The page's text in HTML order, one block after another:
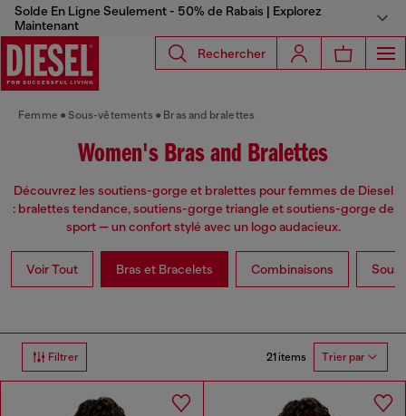
Solde En Ligne Seulement - 50% de Rabais | Explorez
Maintenant
Rechercher
Femme Sous-vêtements Bras and bralettes
Women's Bras and Bralettes
Découvrez les soutiens-gorge et bralettes pour femmes de Diesel
: bralettes tendance, soutiens-gorge triangle et soutiens-gorge de
sport — un confort stylé avec un logo audacieux.
Voir Tout Bras et Bracelets Combinaisons
Filtrer 21 items Trier par